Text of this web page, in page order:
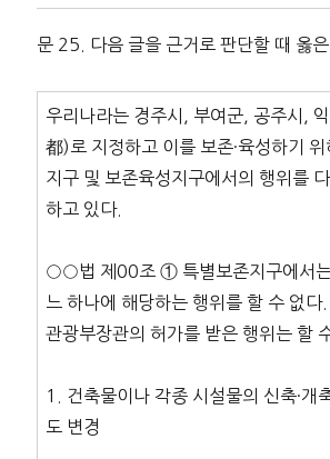
문 25. 다음 글을 근거로 판단할 때 옳
우리나라는 경주시, 부여군, 공주시,
都)로 지정하고 이를 보존·육성하기
지구 및 보존육성지구에서의 행위를
하고 있다.
○○법 제00조 ① 특별보존지구에서는
느 하나에 해당하는 행위를 할 수 없다
관광부장관의 허가를 받은 행위는 할
1. 건축물이나 각종 시설물의 신축·개
도 변경